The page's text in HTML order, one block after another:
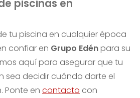
piscinas en
tu piscina en cualquier época
confiar en Grupo Edénpara su
aquí para asegurar que tu
sea decidir cuándo darte el
Ponte en contacto con